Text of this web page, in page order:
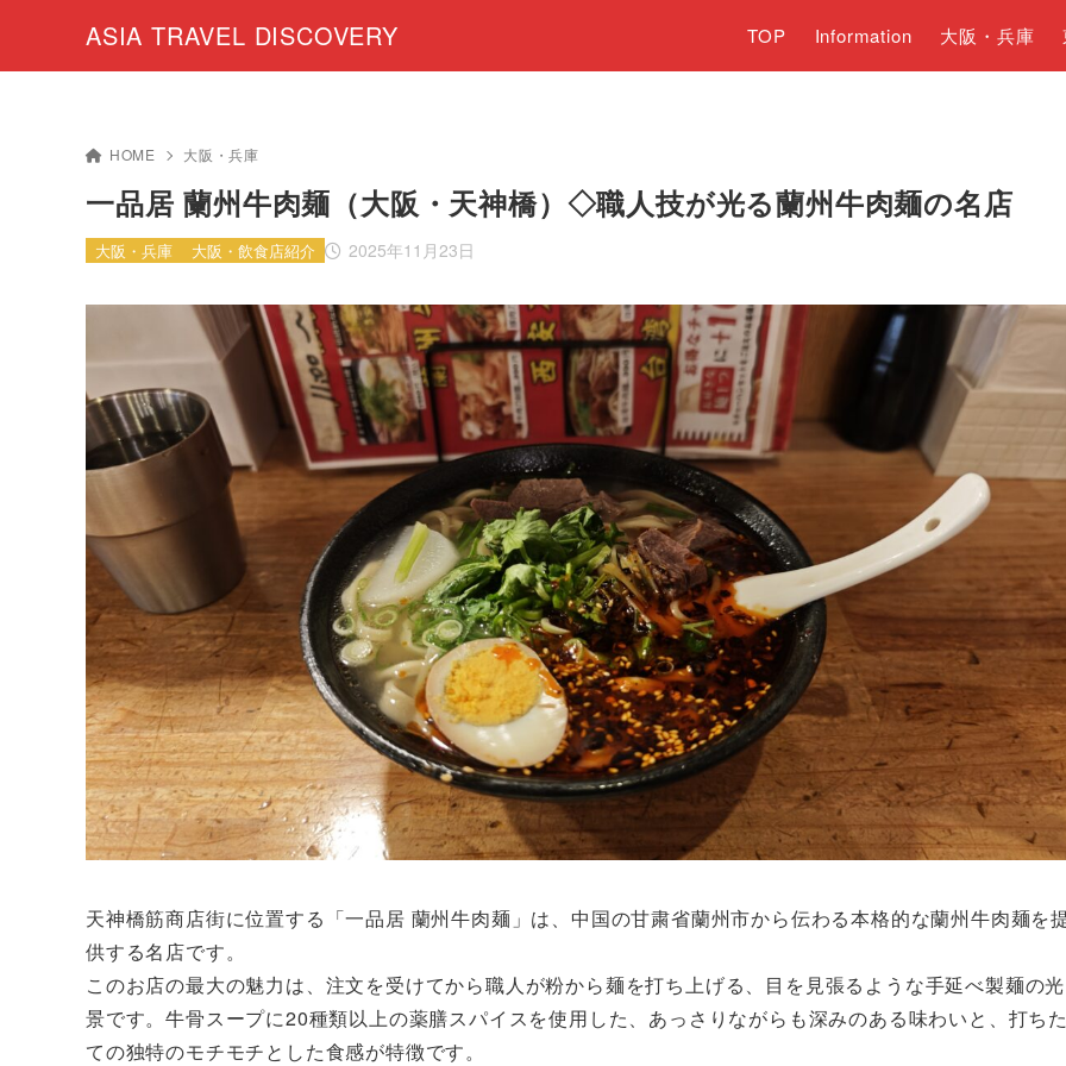
ASIA TRAVEL DISCOVERY TOP Information 大阪・兵庫
HOME 大阪・兵庫
一品居 蘭州牛肉麺（大阪・天神橋）◇職人技が光る蘭州牛肉麺の名店
2025年11月23日
大阪・兵庫 大阪・飲食店紹介
天神橋筋商店街に位置する「一品居 蘭州牛肉麺」は、中国の甘粛省蘭州市から伝わる本格的な蘭州牛肉麺を
供する名店です。
このお店の最大の魅力は、注文を受けてから職人が粉から麺を打ち上げる、目を見張るような手延べ製麺の光
景です。牛骨スープに20種類以上の薬膳スパイスを使用した、あっさりながらも深みのある味わいと、打ち
ての独特のモチモチとした食感が特徴です。